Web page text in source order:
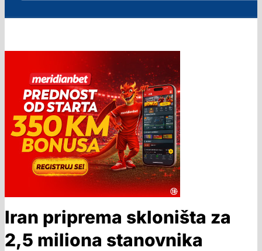
Iran priprema skloništa za
2,5 miliona stanovnika